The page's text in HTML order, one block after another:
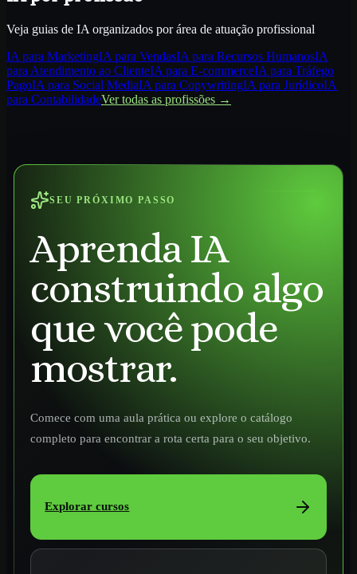
Veja guias de IA organizados por área de atuação profissional
IA para MarketingIA para VendasIA para Recursos HumanosIA
para Atendimento ao ClienteIA para E-commerceIA para Tráfego
PagoIA para Social MediaIA para CopywritingIA para JurídicoIA
para ContabilidadeVer todas as profissões →
SEU PRÓXIMO PASSO
Aprenda IA
construindo algo
que você pode
mostrar.
Comece com uma aula prática ou explore o catálogo
completo para encontrar a rota certa para o seu objetivo.
Explorar cursos